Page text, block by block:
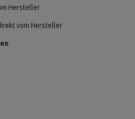
Hersteller
vom Hersteller